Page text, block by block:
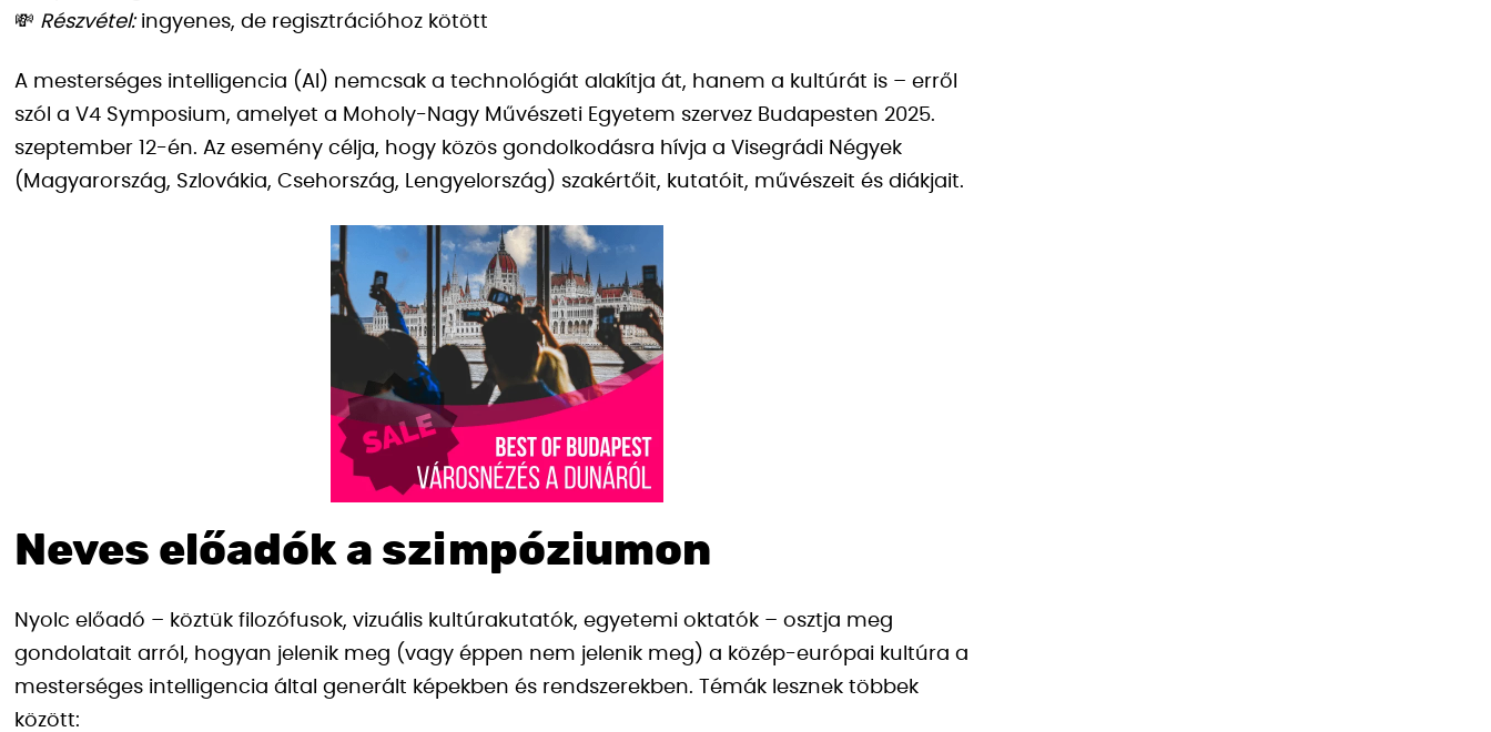
💸 Részvétel:ingyenes, de regisztrációhoz kötött
A mesterséges intelligencia (AI) nemcsak a technológiát alakítja át, hanem a kultúrát is – erről
szól a V4 Symposium, amelyet a Moholy-Nagy Művészeti Egyetem szervez Budapesten 2025.
szeptember 12-én. Az esemény célja, hogy közös gondolkodásra hívja a Visegrádi Négyek
(Magyarország, Szlovákia, Csehország, Lengyelország) szakértőit, kutatóit, művészeit és diákjait.
Neves előadók a szimpóziumon
Nyolc előadó – köztük filozófusok, vizuális kultúrakutatók, egyetemi oktatók – osztja meg
gondolatait arról, hogyan jelenik meg (vagy éppen nem jelenik meg) a közép-európai kultúra a
mesterséges intelligencia által generált képekben és rendszerekben. Témák lesznek többek
között: